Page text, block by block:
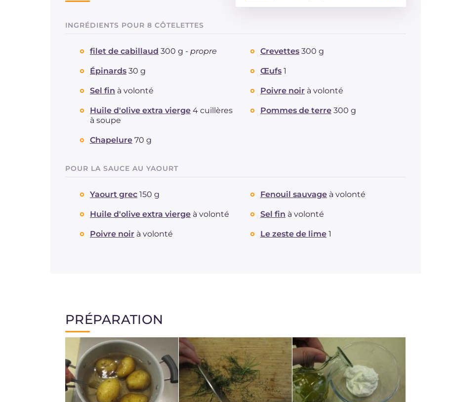
Protéine
Graisses
Fibre
Sodium mg
INGRÉDIENTS POUR 8 CÔTELETTES
filet de cabillaud 300 g - propre Crevettes 300 g
Épinards 30 g Œufs 1
Sel fin à volonté Poivre noir à volonté
Huile d'olive extra vierge 4 cuillères
à soupe
Pommes de terre 300 g
Chapelure 70 g
POUR LA SAUCE AU YAOURT
Yaourt grec 150 g Fenouil sauvage à volonté
Huile d'olive extra vierge à volonté Sel fin à volonté
Poivre noir à volonté Le zeste de lime 1
PRÉPARATION